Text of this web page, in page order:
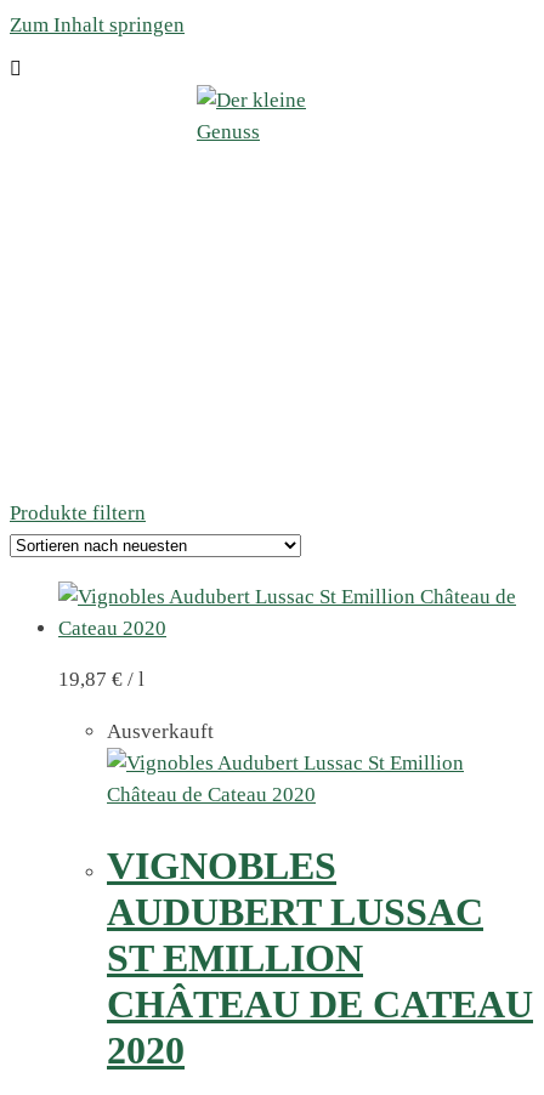
Zum Inhalt springen
Produkte filtern
19,87 € / l
Ausverkauft
VIGNOBLES
AUDUBERT LUSSAC
ST EMILLION
CHÂTEAU DE CATEAU
2020